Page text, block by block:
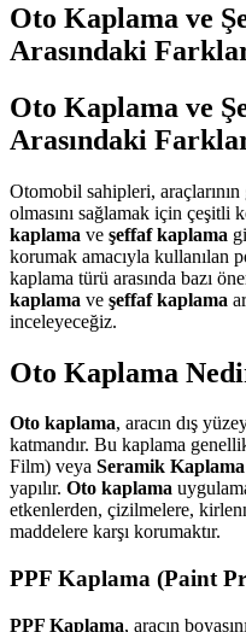
Oto Kaplama ve
Arasındaki
Oto Kaplama ve
Arasındaki
Otomobil sahipleri,
olmasını sağlamak için çeşitli
kaplama ve şeffaf kaplama
korumak amacıyla kullanılan
kaplama türü arasında bazı
kaplama ve şeffaf kaplama
inceleyeceğiz.
Oto Kaplama
Oto kaplama, aracın dış
katmandır. Bu kaplama
Film) veya Seramik Kaplama
yapılır. Oto kaplama
etkenlerden, çizilmelere,
maddelere karşı korumaktır.
PPF Kaplama (Paint
PPF Kaplama, aracın